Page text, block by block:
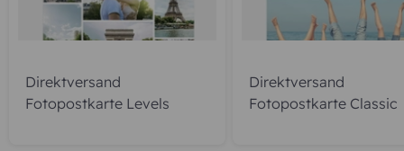
Direktversand
Fotopostkarte Levels
Direktversand
Fotopostkarte Classic